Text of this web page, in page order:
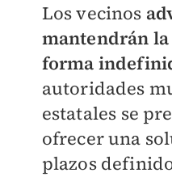
Los vecinos
mantendrán
forma
autoridades
estatales se
ofrecer una
plazos